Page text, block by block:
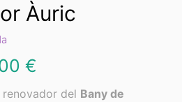
Àuric
€
de del Bany de